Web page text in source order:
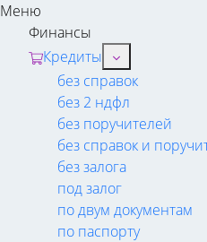
Меню
Финансы
Кредиты
без справок
без 2 ндфл
без поручителей
без справок и
без залога
под залог
по двум документам
по паспорту